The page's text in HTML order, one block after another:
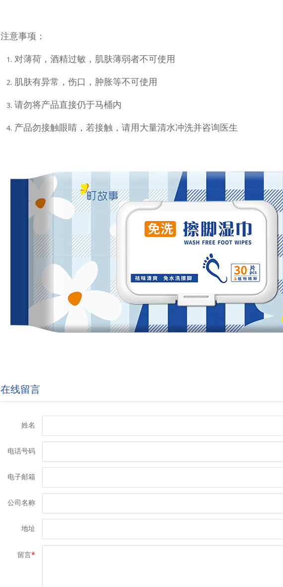
注意事项：
对薄荷，酒精过敏，肌肤薄弱者不可使用
肌肤有异常，伤口，肿胀等不可使用
请勿将产品直接仍于马桶内
产品勿接触眼睛，若接触，请用大量清水冲洗并咨询医生
在线留言
姓名
电话号码
电子邮箱
公司名称
地址
留言*